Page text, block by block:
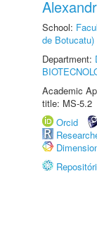
School:
de Botucatu)
Department:
Academic
title: MS-5.2
Orcid